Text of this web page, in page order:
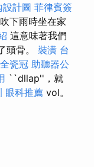
設計圖 菲律賓簽
下雨時坐在家
這意味著我們
頭骨。 裝潢 台
全瓷冠 助聽器公
``dllap''，就
眼科推薦 vol。